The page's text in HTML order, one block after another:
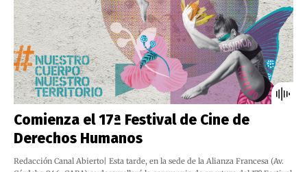
Comienza el 17ª Festival de Cine de
Derechos Humanos
Redacción Canal Abierto| Esta tarde, en la sede de la Alianza Francesa (Av.